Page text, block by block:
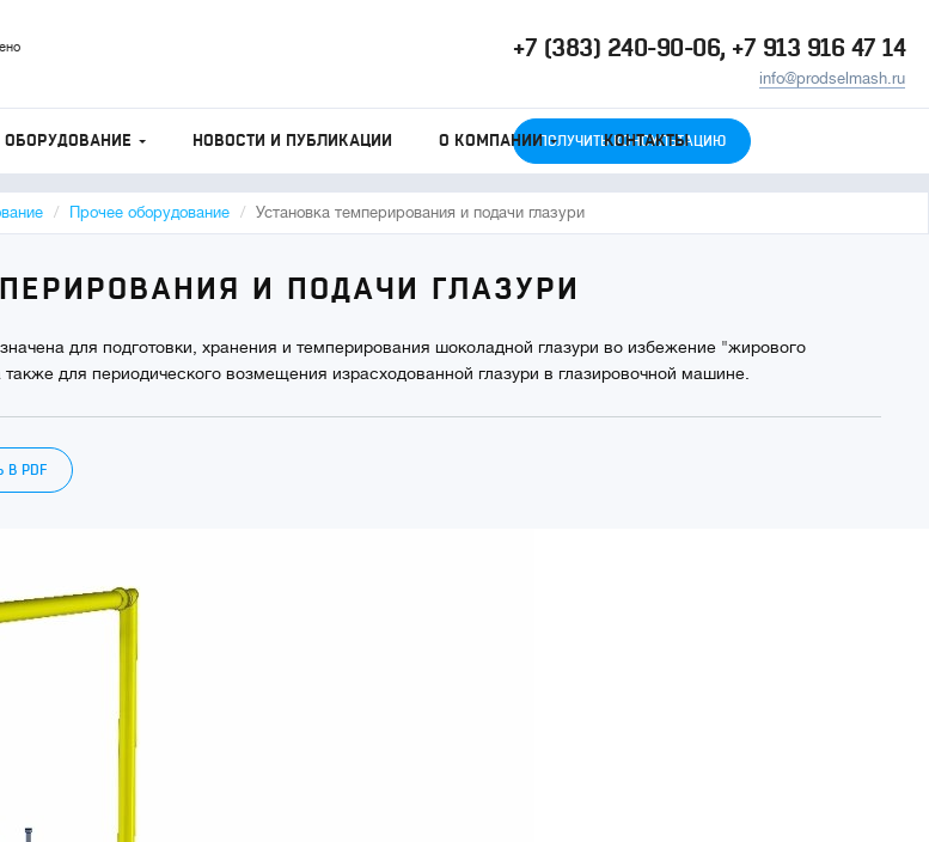
+7 (383) 240-90-06, +7 913 916 47 14
info@prodselmash.ru
ПОЛУЧИТЬ КОНСУЛЬТАЦИЮ
ОБОРУДОВАНИЕ НОВОСТИ И ПУБЛИКАЦИИ О КОМПАНИИ КОНТАКТЫ
Прочее оборудование Установка темперирования и подачи глазури
И ПОДАЧИ ГЛАЗУРИ
для подготовки, хранения и темперирования шоколадной глазури во избежение "жирового
для периодического возмещения израсходованной глазури в глазировочной машине.
В PDF